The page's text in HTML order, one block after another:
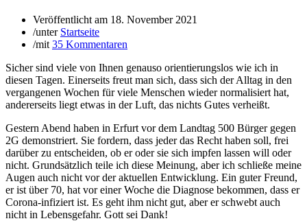
Veröffentlicht am 18. November 2021
/unter Startseite
/mit 35 Kommentaren
Sicher sind viele von Ihnen genauso orientierungslos wie ich in
diesen Tagen. Einerseits freut man sich, dass sich der Alltag in den
vergangenen Wochen für viele Menschen wieder normalisiert hat,
andererseits liegt etwas in der Luft, das nichts Gutes verheißt.
Gestern Abend haben in Erfurt vor dem Landtag 500 Bürger gegen
2G demonstriert. Sie fordern, dass jeder das Recht haben soll, frei
darüber zu entscheiden, ob er oder sie sich impfen lassen will oder
nicht. Grundsätzlich teile ich diese Meinung, aber ich schließe meine
Augen auch nicht vor der aktuellen Entwicklung. Ein guter Freund,
er ist über 70, hat vor einer Woche die Diagnose bekommen, dass er
Corona-infiziert ist. Es geht ihm nicht gut, aber er schwebt auch
nicht in Lebensgefahr. Gott sei Dank!